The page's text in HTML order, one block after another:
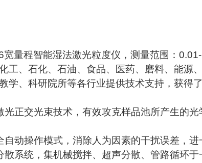
宽量程智能湿法激光粒度仪，测量范围：
工、石化、石油、食品、医药、磨料、能源
学、科研院所等各行业提供技术支持，获得
光正交光束技术，有效攻克样品池所产生的
自动操作模式，消除人为因素的干扰误差，进
散系统，集机械搅拌、超声分散、管路循环